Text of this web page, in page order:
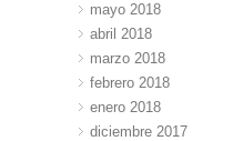
mayo 2018
abril 2018
marzo 2018
febrero 2018
enero 2018
diciembre 2017